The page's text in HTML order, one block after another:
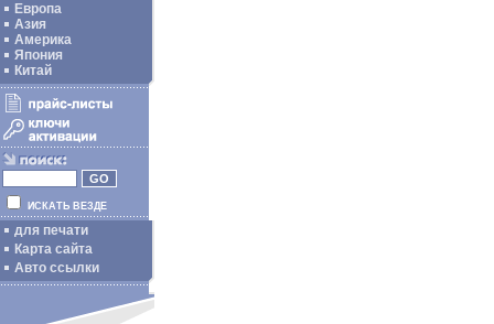
Европа
Азия
Америка
Япония
Китай
ИСКАТЬ ВЕЗДЕ
для печати
Карта сайта
Авто ссылки